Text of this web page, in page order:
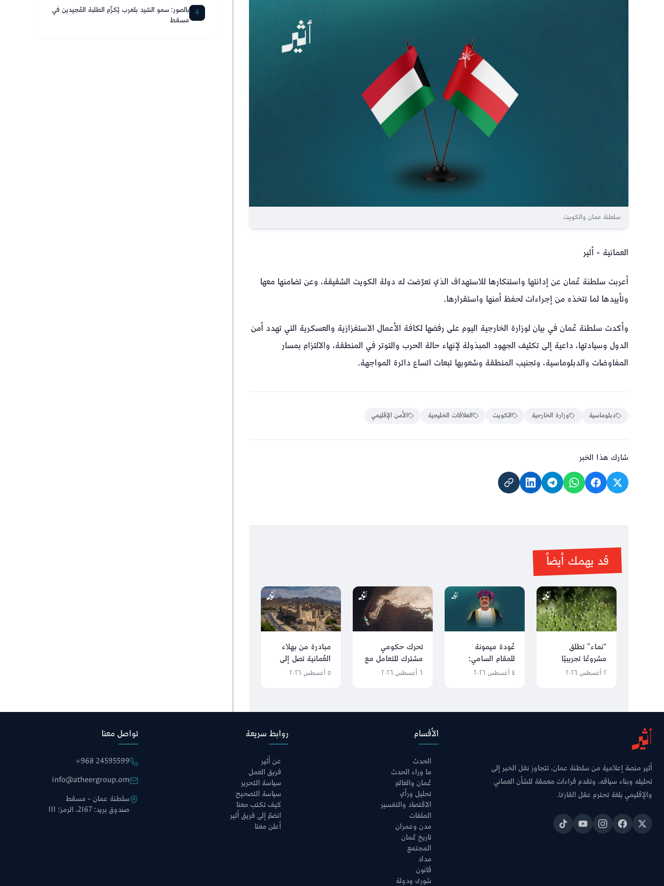
سلطنة عمان والكويت
العمانية - أثير
أعربت سلطنة عُمان عن إدانتها واستنكارها للاستهداف الذي تعرّضت له دولة الكويت الشقيقة، وعن تضامنها معها
وتأييدها لما تتخذه من إجراءات لحفظ أمنها واستقرارها.
وأكدت سلطنة عُمان في بيان لوزارة الخارجية اليوم على رفضها لكافة الأعمال الاستفزازية والعسكرية التي تهدد أمن
الدول وسيادتها، داعية إلى تكثيف الجهود المبذولة لإنهاء حالة الحرب والتوتر في المنطقة، والالتزام بمسار
المفاوضات والدبلوماسية، وتجنيب المنطقة وشعوبها تبعات اتساع دائرة المواجهة.
دبلوماسية وزارة الخارجية الكويت العلاقات الخليجية الأمن الإقليمي
شارك هذا الخبر
قد يهمك أيضاً
“نماء” تطلق
مشروعًا تجريبيًا
لزراعة الكاميلينا٢ أغسطس ٢٠٢٦
عُودة ميمونة
للمقام السامي:
محطات شملها
٤ أغسطس ٢٠٢٦
تحرك حكومي
مشترك للتعامل مع
جنوح سفينة قبالة
٦ أغسطس ٢٠٢٦
مبادرة من بهلاء
العُمانية تصل إلى
العالمية
٥ أغسطس ٢٠٢٦
4 بالصور: سمو السّيد بلعرب يُكرِّم الطلبة المُجيدين في
مسقط
أثير منصة إعلامية من سلطنة عمان، تتجاوز نقل الخبر إلى
تحليله وبناء سياقه، وتقدم قراءات معمقة للشأن العماني
والإقليمي بلغة تحترم عقل القارئ.
الأقسام
الحدث
ما وراء الحدث
عُمان والعالم
تحليل ورأي
الاقتصاد والتفسير
الملفات
مدن وعمران
تاريخ عُمان
المجتمع
مداد
قانون
شورى ودولة
روابط سريعة
عن أثير
فريق العمل
سياسة التحرير
سياسة التصحيح
كيف تكتب معنا
انضمّ إلى فريق أثير
أعلن معنا
تواصل معنا
+968 24595599
info@atheergroup.om
سلطنة عمان - مسقط
صندوق بريد: 2167، الرمز: 111